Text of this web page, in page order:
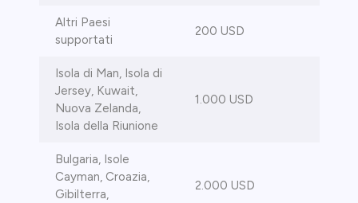
Altri Paesi
supportati
200 USD
Isola di Man, Isola di
Jersey, Kuwait,
Nuova Zelanda,
Isola della Riunione
1.000 USD
Bulgaria, Isole
Cayman, Croazia,
Gibilterra,
2.000 USD